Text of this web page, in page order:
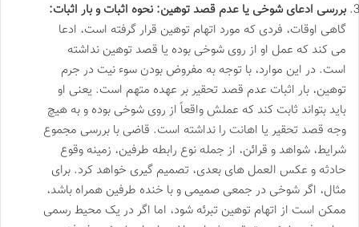
بررسی ادعای شوخی یا عدم قصد توهین: نحوه اثبات و بار اثبات:
گاهی اوقات، فردی که مورد اتهام توهین قرار گرفته است، ادعا
می کند که عمل او از روی شوخی بوده یا قصد توهین نداشته
است. در این موارد، با توجه به مفروض بودن سوء نیت در جرم
توهین، بار اثبات عدم قصد تحقیر بر عهده متهم است. یعنی او
باید بتواند ثابت کند که عملش واقعاً از روی شوخی بوده و به هیچ
وجه قصد تحقیر یا اهانت را نداشته است. قاضی با بررسی مجموع
شرایط، شواهد و قرائن، از جمله نوع رابطه طرفین، زمینه وقوع
حادثه و عکس العمل های بعدی، تصمیم گیری خواهد کرد. برای
مثال، اگر شوخی در جمعی صمیمی و با خنده طرفین همراه باشد،
ممکن است از اتهام توهین تبرئه شود، اما اگر در یک محیط رسمی